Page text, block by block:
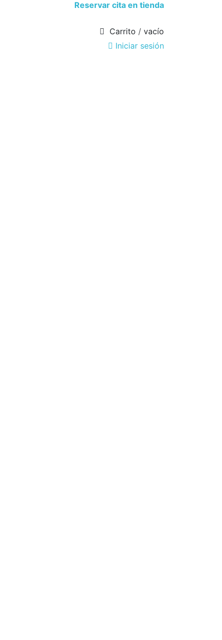
Reservar cita en tienda
Carrito / vacío
Iniciar sesión